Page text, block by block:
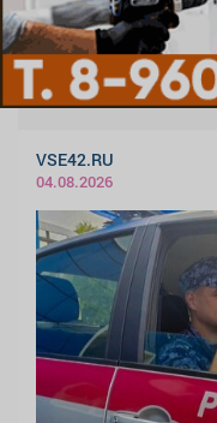
VSE42.RU
04.08.2026